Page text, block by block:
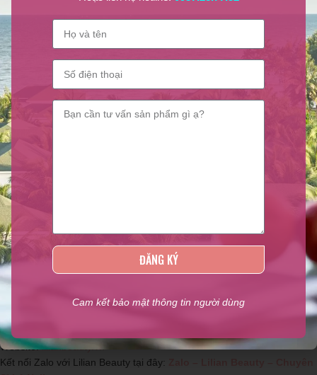
Kết luận
Trên đây là những chia sẻ của chúng tôi về
dẫn sử dụng chúng đúng cách. Nếu muốn tìm mua sản phẩm này, hãy
liên hệ ngay với
địa chỉ phân phối sản phẩm nail uy tín
nhất hiện nay nhé!
Các Chị có thể muaSơn Gel lạnhtrên Shopee hoặc Lazada tại
Sơn GEL Lạnh – Lilian Beauty – Chuyên Phân Phối Sơn
Móng Tay, Phụ kiện Nail
Thông tin liên hệ
Hotline tư vấn sản phẩm:
Website:lilianbeauty.vn
Kết nối Zalo với Lilian Beauty tại đây:
ĐĂNG KÝ
Cam kết bảo mật thông tin người dùng